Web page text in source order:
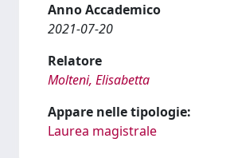
Anno Accademico
2021-07-20
Relatore
Molteni, Elisabetta
Appare nelle tipologie:
Laurea magistrale